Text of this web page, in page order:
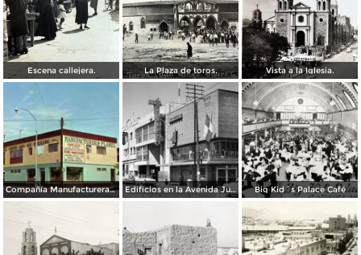
Escena callejera. La Plaza de toros. Vista a la Iglesia.
Compañía Manufacturera Plamex, en el cruce de Insurgentes y Paraguay Edificios en la Avenida Juárez Big Kid´s Palace Café